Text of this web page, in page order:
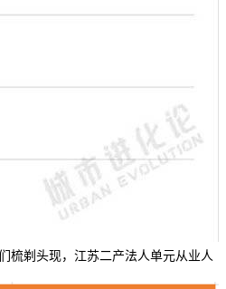
梳剃头现，江苏二产法人单元从业人